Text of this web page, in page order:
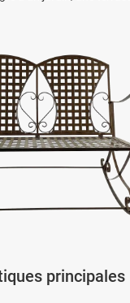
principales